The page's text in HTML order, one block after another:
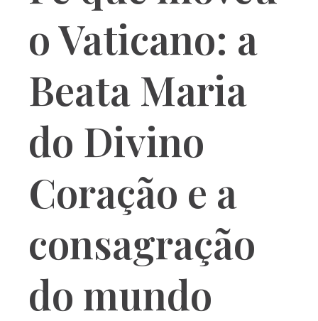
o Vaticano: a
Beata Maria
do Divino
Coração e a
consagração
do mundo